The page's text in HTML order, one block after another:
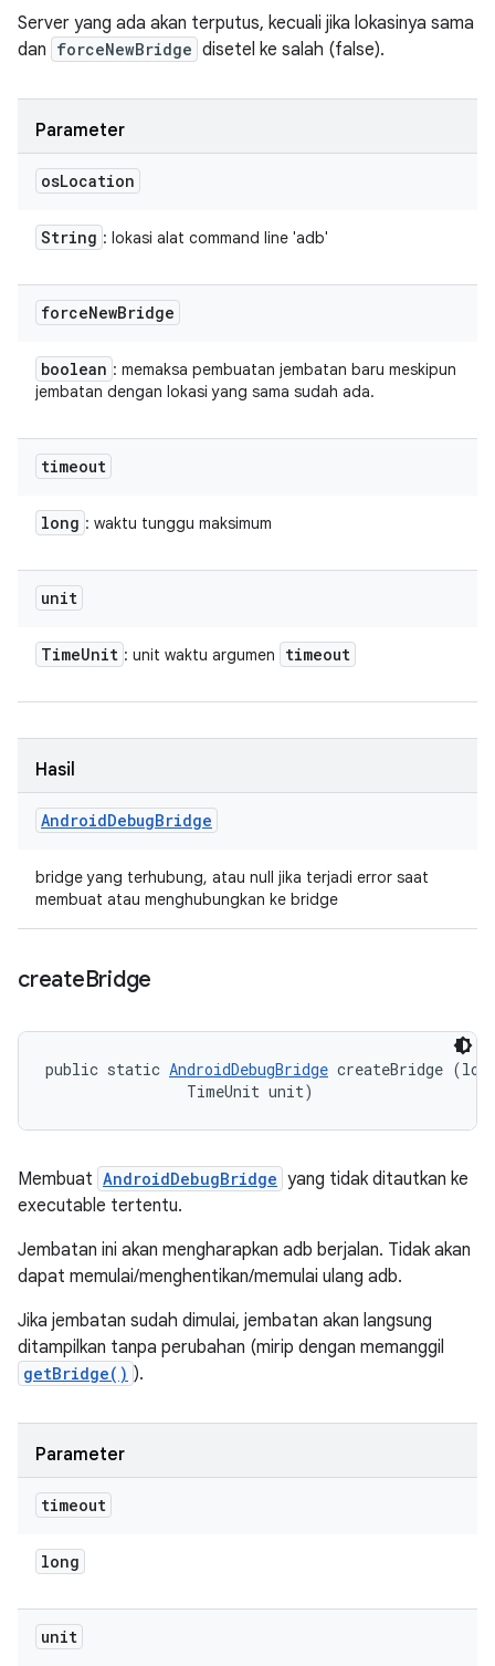
Server yang ada akan terputus, kecuali jika lokasinya sama
dan forceNewBridge disetel ke salah (false).
Parameter
osLocation
String : lokasi alat command line 'adb'
forceNewBridge
boolean : memaksa pembuatan jembatan baru meskipun
jembatan dengan lokasi yang sama sudah ada.
timeout
long : waktu tunggu maksimum
unit
TimeUnit : unit waktu argumen timeout
Hasil
AndroidDebugBridge
bridge yang terhubung, atau null jika terjadi error saat
membuat atau menghubungkan ke bridge
createBridge
public static AndroidDebugBridge createBridge
                TimeUnit unit)
Membuat AndroidDebugBridge yang tidak ditautkan ke
executable tertentu.
Jembatan ini akan mengharapkan adb berjalan. Tidak akan
dapat memulai/menghentikan/memulai ulang adb.
Jika jembatan sudah dimulai, jembatan akan langsung
ditampilkan tanpa perubahan (mirip dengan memanggil
getBridge() ).
Parameter
timeout
long
unit